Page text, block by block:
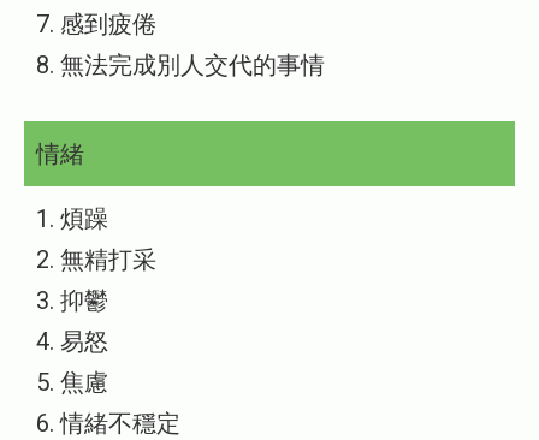
7. 感到疲倦
8. 無法完成別人交代的事情
情緒
1. 煩躁
2. 無精打采
3. 抑鬱
4. 易怒
5. 焦慮
6. 情緒不穩定